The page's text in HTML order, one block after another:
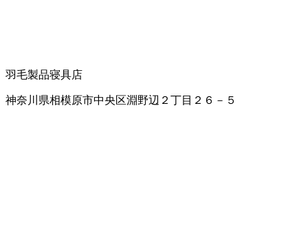
羽毛製品寝具店
神奈川県相模原市中央区淵野辺２丁目２６－５